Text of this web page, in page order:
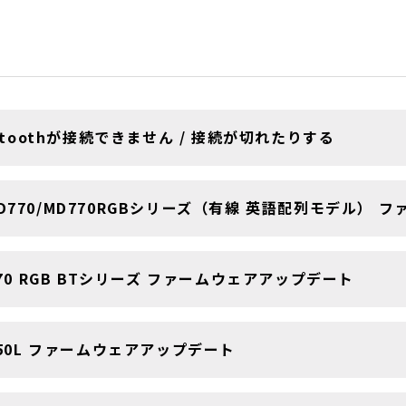
が接続できません / 接続が切れたりする
MD770RGBシリーズ（有線 英語配列モデル） フ
RGB BTシリーズ ファームウェアアップデート
ファームウェアアップデート